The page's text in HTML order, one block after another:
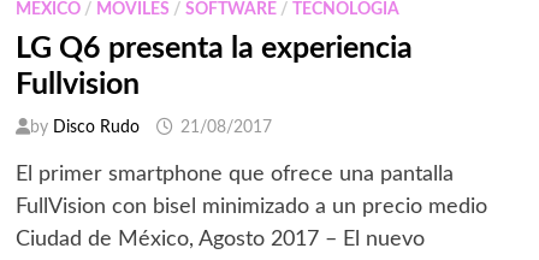
SEGURIDAD
AUTOMOTRIZ
MEXICO/ MOVILES / SOFTWARE/ TECNOLOGÍA
LG Q6 presenta la experiencia
Fullvision
by Disco Rudo 21/08/2017
El primer smartphone que ofrece una pantalla
FullVision con bisel minimizado a un precio medio
Ciudad de México, Agosto 2017 – El nuevo